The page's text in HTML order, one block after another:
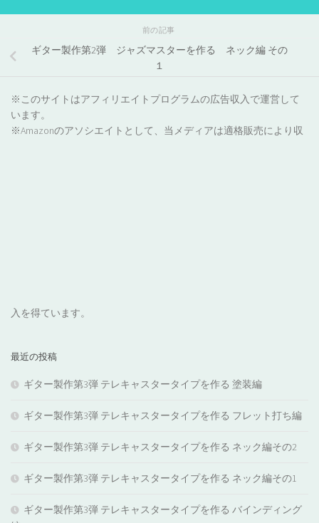
前の記事
ギター製作第2弾 ジャズマスターを作る ネック編 その
１
※このサイトはアフィリエイトプログラムの広告収入で運営して
います。
※Amazonのアソシエイトとして、当メディアは適格販売により収
入を得ています。
最近の投稿
ギター製作第3弾 テレキャスタータイプを作る 塗装編
ギター製作第3弾 テレキャスタータイプを作る フレット打ち編
ギター製作第3弾 テレキャスタータイプを作る ネック編その2
ギター製作第3弾 テレキャスタータイプを作る ネック編その1
ギター製作第3弾 テレキャスタータイプを作る バインディング